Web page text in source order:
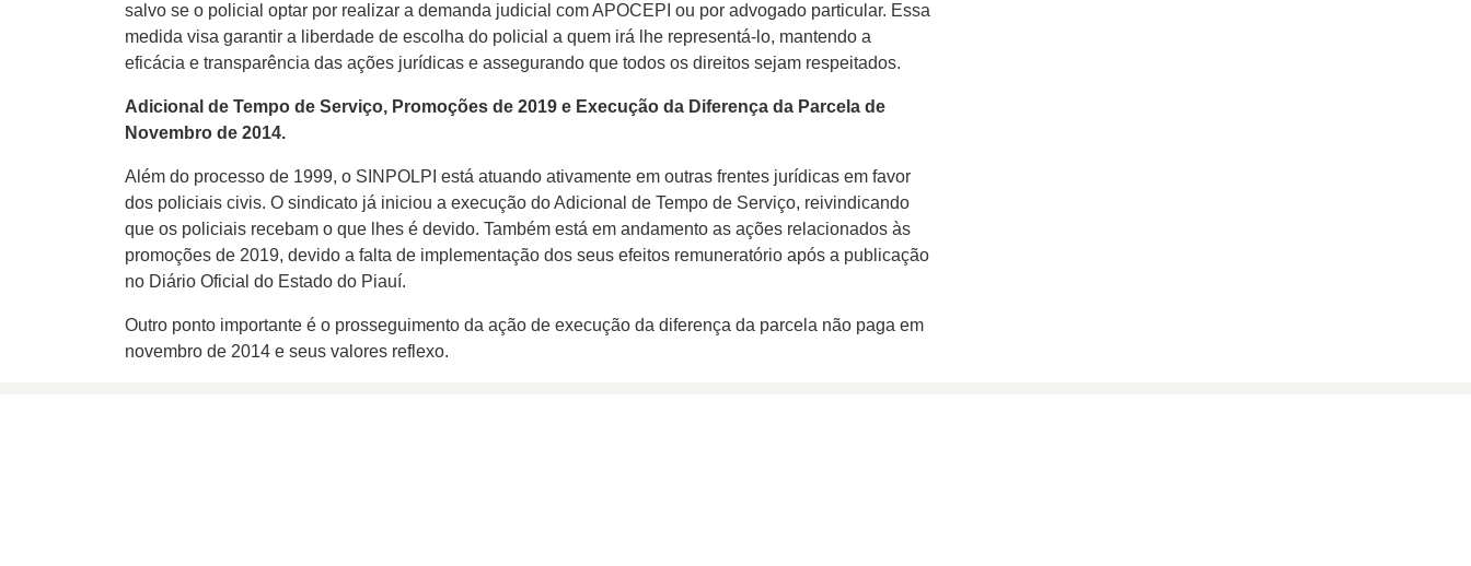
salvo se o policial optar por realizar a demanda judicial com APOCEPI ou por advogado particular. Essa
medida visa garantir a liberdade de escolha do policial a quem irá lhe representá-lo, mantendo a
eficácia e transparência das ações jurídicas e assegurando que todos os direitos sejam respeitados.
Adicional de Tempo de Serviço, Promoções de 2019 e Execução da Diferença da Parcela de
Novembro de 2014.
Além do processo de 1999, o SINPOLPI está atuando ativamente em outras frentes jurídicas em favor
dos policiais civis. O sindicato já iniciou a execução do Adicional de Tempo de Serviço, reivindicando
que os policiais recebam o que lhes é devido. Também está em andamento as ações relacionados às
promoções de 2019, devido a falta de implementação dos seus efeitos remuneratório após a publicação
no Diário Oficial do Estado do Piauí.
Outro ponto importante é o prosseguimento da ação de execução da diferença da parcela não paga em
novembro de 2014 e seus valores reflexo.